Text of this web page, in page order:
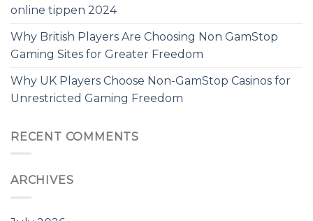
online tippen 2024
Why British Players Are Choosing Non GamStop
Gaming Sites for Greater Freedom
Why UK Players Choose Non-GamStop Casinos for
Unrestricted Gaming Freedom
RECENT COMMENTS
ARCHIVES